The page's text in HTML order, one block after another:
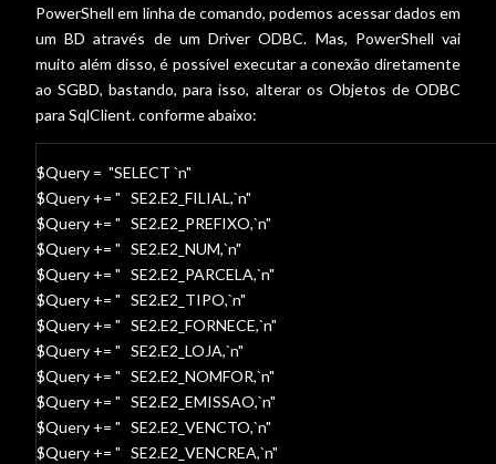
PowerShell em linha de comando, podemos acessar dados em
um BD através de um Driver ODBC. Mas, PowerShell vai
muito além disso, é possível executar a conexão diretamente
ao SGBD, bastando, para isso, alterar os Objetos de ODBC
para SqlClient. conforme abaixo:
$Query = "SELECT `n"
$Query += " SE2.E2_FILIAL,`n"
$Query += " SE2.E2_PREFIXO,`n"
$Query += " SE2.E2_NUM,`n"
$Query += " SE2.E2_PARCELA,`n"
$Query += " SE2.E2_TIPO,`n"
$Query += " SE2.E2_FORNECE,`n"
$Query += " SE2.E2_LOJA,`n"
$Query += " SE2.E2_NOMFOR,`n"
$Query += " SE2.E2_EMISSAO,`n"
$Query += " SE2.E2_VENCTO,`n"
$Query += " SE2.E2_VENCREA,`n"